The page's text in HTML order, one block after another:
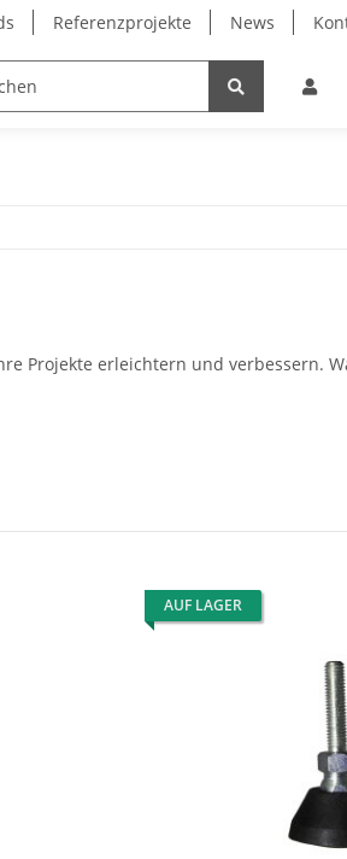
Referenzprojekte News
Lagertechnik
Projekte erleichtern und verbessern.
AUF LAGER